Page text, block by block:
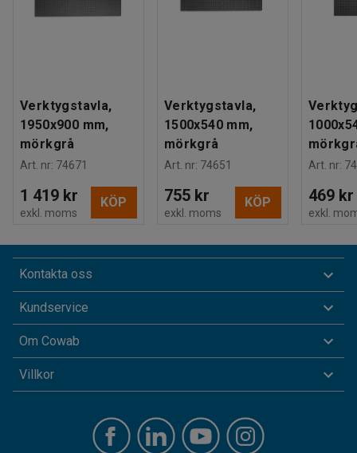
Verktygstavla,
1950x900 mm,
mörkgrå
Art. nr: 74671
1 419 kr
exkl. moms
KÖP
Verktygstavla,
1500x540 mm,
mörkgrå
Art. nr: 74651
755 kr
exkl. moms
KÖP
Art. nr:
469 kr
exkl.
Kontakta oss
Kundservice
Om Cowab
Villkor